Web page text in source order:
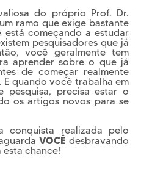
do próprio Prof. Dr.
ramo que exige bastante
começando a estudar
pesquisadores que já
você geralmente tem
aprender sobre o que já
de começar realmente
quando você trabalha em
pesquisa, precisa estar o
os artigos novos para se
conquista realizada pelo
VOCÊ desbravando
esta chance!